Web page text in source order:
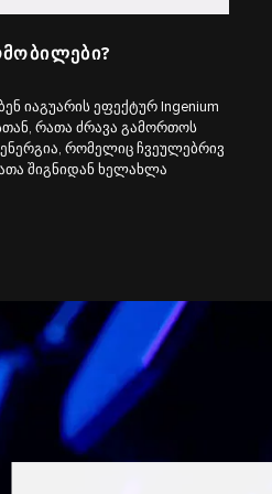
იაგუარის ეფექტურ Ingenium
რათა ძრავა გამორთოს
რომელიც ჩვეულებრივ
შიგნიდან ხელახლა